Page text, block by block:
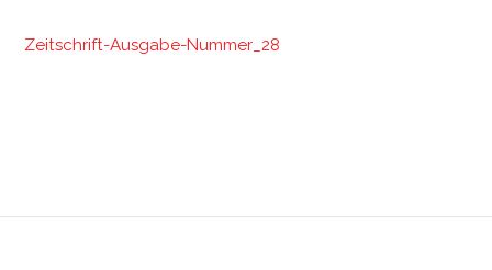
Zeitschrift-Ausgabe-Nummer_28